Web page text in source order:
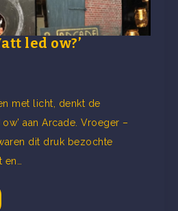
led ow?’
met licht, denkt de
aan Arcade. Vroeger –
dit druk bezochte